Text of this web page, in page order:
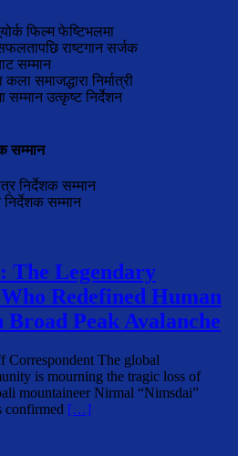
समाजद्धारा निर्मात्री
सम्मान उत्कृष्ट निर्देशन
सम्मान
सम्मान
The Legendary
Redefined Human
Peak Avalanche
Correspondent The global
is mourning the tragic loss of
mountaineer Nirmal “Nimsdai”
confirmed […]